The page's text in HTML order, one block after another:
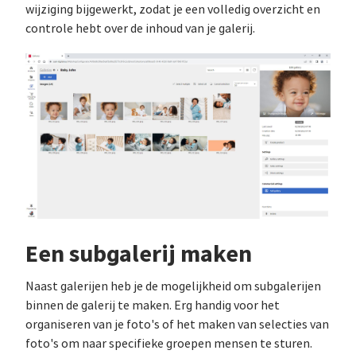
wijziging bijgewerkt, zodat je een volledig overzicht en
controle hebt over de inhoud van je galerij.
Een subgalerij maken
Naast galerijen heb je de mogelijkheid om subgalerijen
binnen de galerij te maken. Erg handig voor het
organiseren van je foto's of het maken van selecties van
foto's om naar specifieke groepen mensen te sturen.